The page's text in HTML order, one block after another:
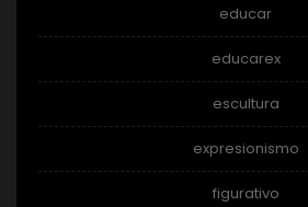
educar
educarex
escultura
expresionismo
figurativo